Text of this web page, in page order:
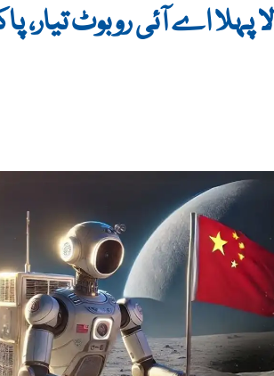
اے آئی روبوٹ تیار،